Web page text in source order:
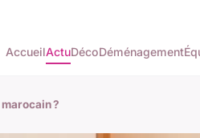
AccueilActuDécoDéménagement
?